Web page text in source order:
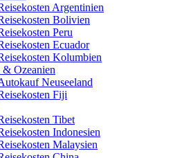
Argentinien
Bolivien
Peru
Ecuador
Kolumbien
Ozeanien
Neuseeland
Fiji
Tibet
Indonesien
Malaysien